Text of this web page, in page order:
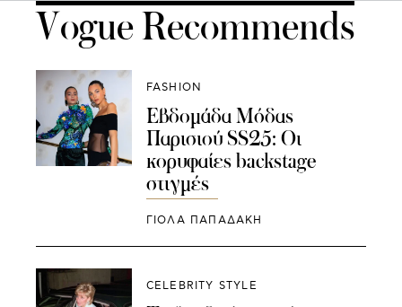
Vogue Recommends
FASHION
Εβδομάδα Μόδας
Παρισιού SS25: Οι
κορυφαίες backstage
στιγμές
ΓΙΌΛΑ ΠΑΠΑΔΆΚΗ
CELEBRITY STYLE